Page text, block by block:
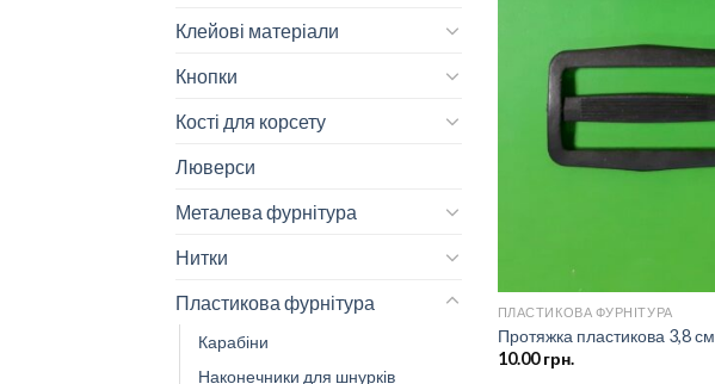
Клейові матеріали
Кнопки
Кості для корсету
Люверси
Металева фурнітура
Нитки
Пластикова фурнітура
Карабіни
Наконечники для шнурків
ПЛАСТИКОВА ФУРНІТУРА
Протяжка пластикова 3,8 см
10.00грн.